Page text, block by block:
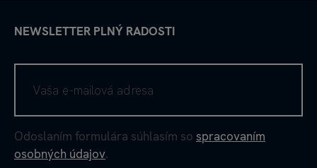
NEWSLETTER PLNÝ RADOSTI
Odoslaním formulára súhlasím so spracovaním
osobných údajov.